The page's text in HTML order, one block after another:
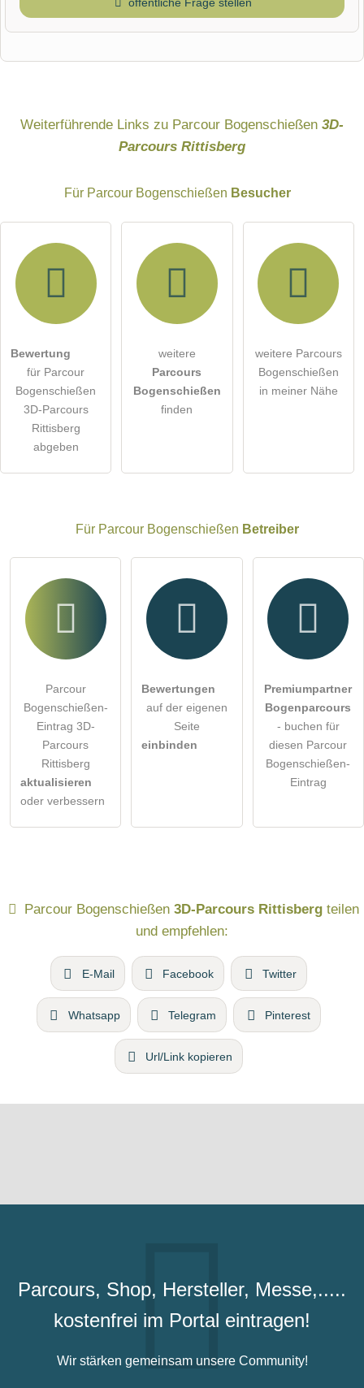
DieDatenschutzerklärung habe ich zur Kenntnis genommen.
öffentliche Frage stellen Abbrechen
Hinweis:Bitte beachten Sie, öffentliche Fragen sind
Weiterführende Links zu Parcour Bogenschießen 3D-
Parcours Rittisberg
Für Parcour Bogenschießen Besucher
Bewertung
für Parcour
Bogenschießen
3D-Parcours
Rittisberg
abgeben
weitere
Parcours
Bogenschießen
finden
weitere Parcours
Bogenschießen
in meiner Nähe
Für Parcour Bogenschießen Betreiber
Parcour
Bogenschießen-
Eintrag 3D-
Parcours
Rittisberg
aktualisieren
oder verbessern
Bewertungen
auf der eigenen
Seite
einbinden
Premiumpartner
Bogenparcours
- buchen für
diesen Parcour
Bogenschießen-
Eintrag
Parcour Bogenschießen 3D-Parcours Rittisbergteilen
und empfehlen:
E-Mail Facebook Twitter
Whatsapp Telegram Pinterest
Url/Link kopieren
Parcours, Shop, Hersteller, Messe,.....
kostenfrei im Portal eintragen!
Wir stärken gemeinsam unsere Community!